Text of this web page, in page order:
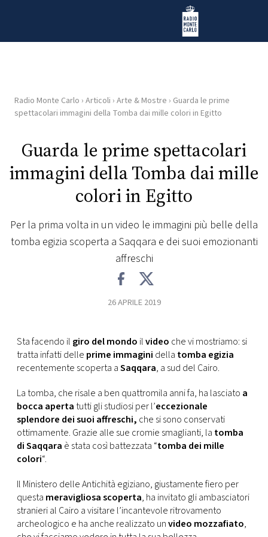
Radio Monte Carlo
HOME
RADIO
WEB
PLAYLIST
EVENTI
VIDEO
TV
DI
MONACO
RMC
Radio Monte Carlo › Articoli › Arte & Mostre › Guarda le prime
spettacolari immagini della Tomba dai mille colori in Egitto
Guarda le prime spettacolari
immagini della Tomba dai mille
colori in Egitto
Per la prima volta in un video le immagini più belle della
tomba egizia scoperta a Saqqara e dei suoi emozionanti
affreschi
26 APRILE 2019
Sta facendo il giro del mondo ilvideo che vi mostriamo: si
tratta infatti delle prime immagini della tomba egizia
recentemente scoperta aSaqqara, a sud del Cairo.
La tomba, che risale a ben quattromila anni fa, ha lasciato a
bocca aperta tutti gli studiosi per l’eccezionale
splendore dei suoi affreschi, che si sono conservati
ottimamente. Grazie alle sue cromie smaglianti, la tomba
di Saqqara è stata così battezzata “tomba dei mille
colori“.
Il Ministero delle Antichità egiziano, giustamente fiero per
questa meravigliosa scoperta, ha invitato gli ambasciatori
stranieri al Cairo a visitare l’incantevole ritrovamento
archeologico e ha anche realizzato unvideo mozzafiato,